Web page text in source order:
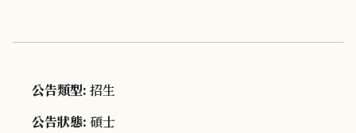
公告類型: 招生
公告狀態: 碩士